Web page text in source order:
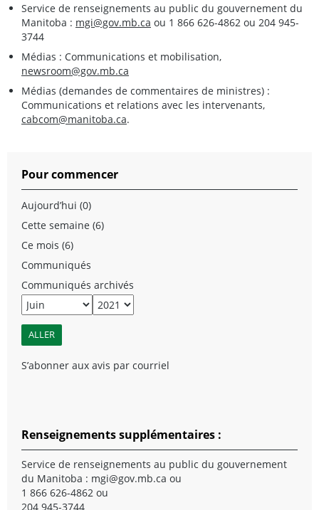
Service de renseignements au public du gouvernement du
Manitoba : mgi@gov.mb.ca ou 1 866 626-4862 ou 204 945-
3744
Médias : Communications et mobilisation,
newsroom@gov.mb.ca
Médias (demandes de commentaires de ministres) :
Communications et relations avec les intervenants,
cabcom@manitoba.ca.
Pour commencer
Aujourd’hui (0)
Cette semaine (6)
Ce mois (6)
Communiqués
Communiqués archivés
S’abonner aux avis par courriel
Renseignements supplémentaires :
Service de renseignements au public du gouvernement
du Manitoba : mgi@gov.mb.ca ou
1 866 626-4862 ou
204 945-3744